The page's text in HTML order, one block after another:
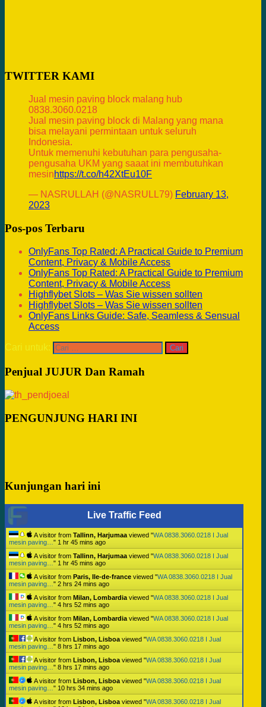
TWITTER KAMI
Jual mesin paving block malang hub
0838.3060.0218
Jual mesin paving block di Malang yang mana
bisa melayani permintaan untuk seluruh
Indonesia.
Untuk memenuhi kebutuhan para pengusaha-
pengusaha UKM yang saaat ini membutuhkan
mesinhttps://t.co/h42XtEu10F
— NASRULLAH (@NASRULL79) February 13,
2023
Pos-pos Terbaru
OnlyFans Top Rated: A Practical Guide to Premium
Content, Privacy & Mobile Access
OnlyFans Top Rated: A Practical Guide to Premium
Content, Privacy & Mobile Access
Highflybet Slots – Was Sie wissen sollten
Highflybet Slots – Was Sie wissen sollten
OnlyFans Links Guide: Safe, Seamless & Sensual
Access
Cari untuk:
Penjual JUJUR Dan Ramah
PENGUNJUNG HARI INI
Kunjungan hari ini
Live Traffic Feed
A visitor from Tallinn, Harjumaa viewed "WA 0838.3060.0218 I Jual
mesin paving… " 1 hr 45 mins ago
A visitor from Tallinn, Harjumaa viewed "WA 0838.3060.0218 I Jual
mesin paving… " 1 hr 45 mins ago
A visitor from Paris, Ile-de-france viewed "WA 0838.3060.0218 I Jual
mesin paving… " 2 hrs 24 mins ago
A visitor from Milan, Lombardia viewed "WA 0838.3060.0218 I Jual
mesin paving… " 4 hrs 52 mins ago
A visitor from Milan, Lombardia viewed "WA 0838.3060.0218 I Jual
mesin paving… " 4 hrs 52 mins ago
A visitor from Lisbon, Lisboa viewed "WA 0838.3060.0218 I Jual
mesin paving… " 8 hrs 17 mins ago
A visitor from Lisbon, Lisboa viewed "WA 0838.3060.0218 I Jual
mesin paving… " 8 hrs 17 mins ago
A visitor from Lisbon, Lisboa viewed "WA 0838.3060.0218 I Jual
mesin paving… " 10 hrs 34 mins ago
A visitor from Lisbon, Lisboa viewed "WA 0838.3060.0218 I Jual